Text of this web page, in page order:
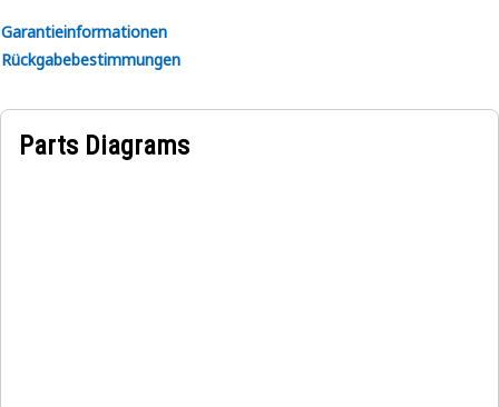
Garantieinformationen
Rückgabebestimmungen
Parts Diagrams